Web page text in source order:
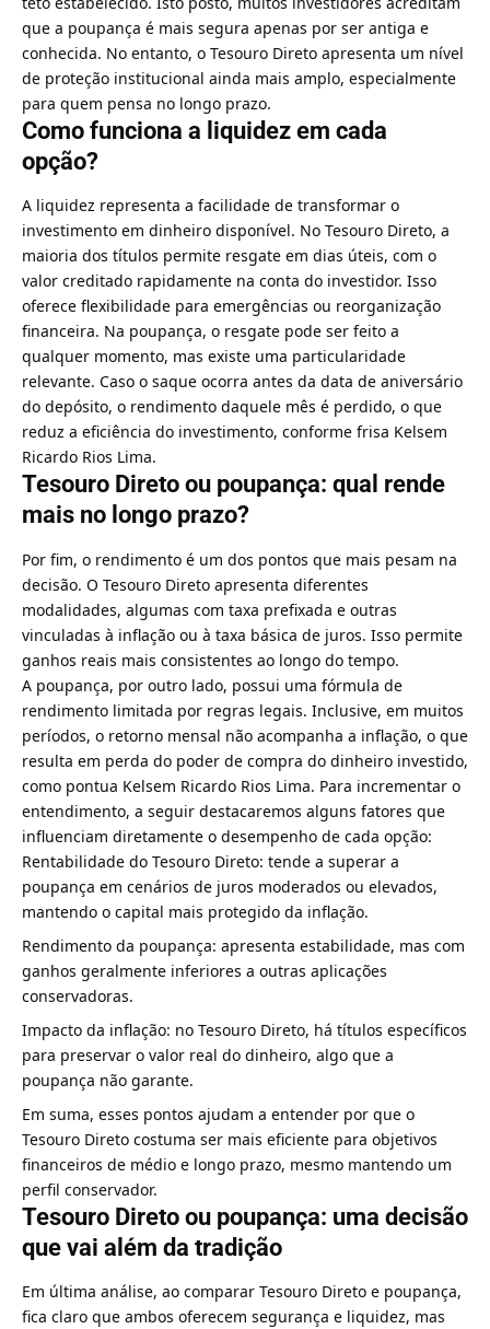
que a poupança é mais segura apenas por ser antiga e
conhecida. No entanto, o Tesouro Direto apresenta um nível
de proteção institucional ainda mais amplo, especialmente
para quem pensa no longo prazo.
Como funciona a liquidez em cada
opção?
A liquidez representa a facilidade de transformar o
investimento em dinheiro disponível. No Tesouro Direto, a
maioria dos títulos permite resgate em dias úteis, com o
valor creditado rapidamente na conta do investidor. Isso
oferece flexibilidade para emergências ou reorganização
financeira. Na poupança, o resgate pode ser feito a
qualquer momento, mas existe uma particularidade
relevante. Caso o saque ocorra antes da data de aniversário
do depósito, o rendimento daquele mês é perdido, o que
reduz a eficiência do investimento, conforme frisa Kelsem
Ricardo Rios Lima.
Tesouro Direto ou poupança: qual rende
mais no longo prazo?
Por fim, o rendimento é um dos pontos que mais pesam na
decisão. O Tesouro Direto apresenta diferentes
modalidades, algumas com taxa prefixada e outras
vinculadas à inflação ou à taxa básica de juros. Isso permite
ganhos reais mais consistentes ao longo do tempo.
A poupança, por outro lado, possui uma fórmula de
rendimento limitada por regras legais. Inclusive, em muitos
períodos, o retorno mensal não acompanha a inflação, o que
resulta em perda do poder de compra do dinheiro investido,
como pontua Kelsem Ricardo Rios Lima. Para incrementar o
entendimento, a seguir destacaremos alguns fatores que
influenciam diretamente o desempenho de cada opção:
Rentabilidade do Tesouro Direto: tende a superar a
poupança em cenários de juros moderados ou elevados,
mantendo o capital mais protegido da inflação.
Rendimento da poupança: apresenta estabilidade, mas com
ganhos geralmente inferiores a outras aplicações
conservadoras.
Impacto da inflação: no Tesouro Direto, há títulos específicos
para preservar o valor real do dinheiro, algo que a
poupança não garante.
Em suma, esses pontos ajudam a entender por que o
Tesouro Direto costuma ser mais eficiente para objetivos
financeiros de médio e longo prazo, mesmo mantendo um
perfil conservador.
Tesouro Direto ou poupança: uma decisão
que vai além da tradição
Em última análise, ao comparar Tesouro Direto e poupança,
fica claro que ambos oferecem segurança e liquidez, mas